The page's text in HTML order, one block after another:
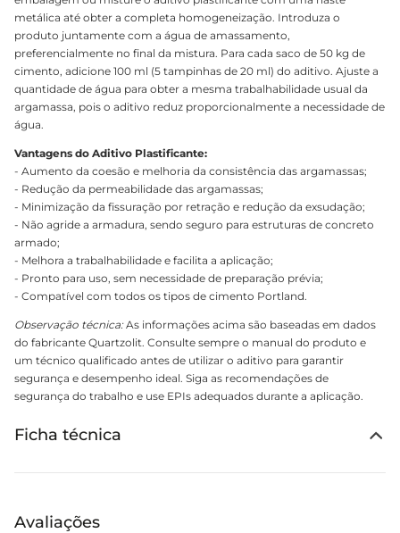
metálica até obter a completa homogeneização. Introduza o
produto juntamente com a água de amassamento,
preferencialmente no final da mistura. Para cada saco de 50 kg de
cimento, adicione 100 ml (5 tampinhas de 20 ml) do aditivo. Ajuste a
quantidade de água para obter a mesma trabalhabilidade usual da
argamassa, pois o aditivo reduz proporcionalmente a necessidade de
água.
Vantagens do Aditivo Plastificante:
- Aumento da coesão e melhoria da consistência das argamassas;
- Redução da permeabilidade das argamassas;
- Minimização da fissuração por retração e redução da exsudação;
- Não agride a armadura, sendo seguro para estruturas de concreto
armado;
- Melhora a trabalhabilidade e facilita a aplicação;
- Pronto para uso, sem necessidade de preparação prévia;
- Compatível com todos os tipos de cimento Portland.
Observação técnica:As informações acima são baseadas em dados
do fabricante Quartzolit. Consulte sempre o manual do produto e
um técnico qualificado antes de utilizar o aditivo para garantir
segurança e desempenho ideal. Siga as recomendações de
segurança do trabalho e use EPIs adequados durante a aplicação.
Ficha técnica
Avaliações